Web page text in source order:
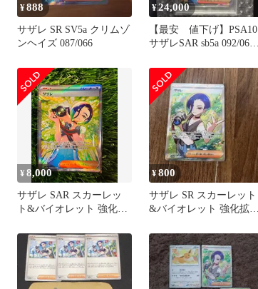
¥888
サザレ SR SV5a クリムゾ
ンヘイズ 087/066
¥24,000
【最安 値下げ】PSA10
サザレSAR sb5a 092/066
¥8,000
サザレ SAR スカーレッ
ト&バイオレット 強化拡
ズ …
¥800
サザレ SR スカーレット
&バイオレット 強化拡張
キ…